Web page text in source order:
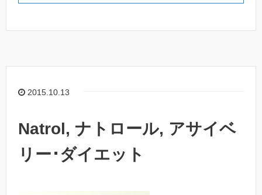
2015.10.13
Natrol, ナトロール, アサイベ
リー･ダイエット